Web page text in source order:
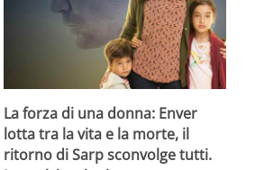
La forza di una donna: Enver
lotta tra la vita e la morte, il
ritorno di Sarp sconvolge tutti.